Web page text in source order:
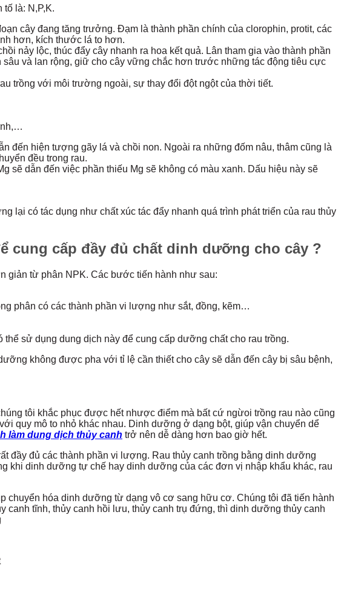
tố là: N,P,K.
cây đang tăng trưởng. Đạm là thành phần chính của clorophin, protit, các
hơn, kích thước lá to hơn.
nảy lộc, thúc đẩy cây nhanh ra hoa kết quả. Lân tham gia vào thành phần
và lan rộng, giữ cho cây vững chắc hơn trước những tác động tiêu cực
trồng với môi trường ngoài, sự thay đổi đột ngột của thời tiết.
đến hiện tượng gãy lá và chồi non. Ngoài ra những đốm nâu, thâm cũng là
đều trong rau.
sẽ dẫn đến việc phần thiếu Mg sẽ không có màu xanh. Dấu hiệu này sẽ
lại có tác dụng như chất xúc tác đẩy nhanh quá trình phát triển của rau thủy
cung cấp đầy đủ chất dinh dưỡng cho cây ?
giản từ phân NPK. Các bước tiến hành như sau:
phân có các thành phần vi lượng như sắt, đồng, kẽm…
sử dụng dung dịch này để cung cấp dưỡng chất cho rau trồng.
không được pha với tỉ lệ cần thiết cho cây sẽ dẫn đến cây bị sâu bệnh,
tôi khắc phục được hết nhược điểm mà bất cứ ngừoi trồng rau nào cũng
quy mô to nhỏ khác nhau. Dinh dưỡng ở dạng bột, giúp vận chuyển dể
làm dung dịch thủy canh trở nên dễ dàng hơn bao giờ hết.
đầy đủ các thành phần vi lượng. Rau thủy canh trồng bằng dinh dưỡng
khi dinh dưỡng tự chế hay dinh dưỡng của các đơn vị nhập khẩu khác, rau
chuyển hóa dinh dưỡng từ dạng vô cơ sang hữu cơ. Chúng tôi đã tiến hành
canh tĩnh, thủy canh hồi lưu, thủy canh trụ đứng, thì dinh dưỡng thủy canh